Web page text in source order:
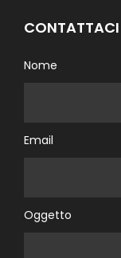
CONTATTACI
Nome
Email
Oggetto